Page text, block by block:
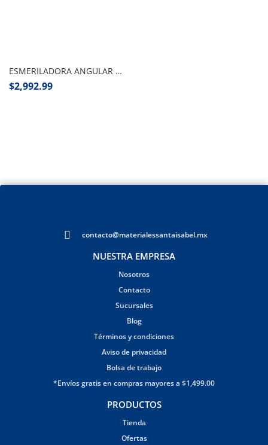
ESMERILADORA ANGULAR 7″ 2100W, TRUPER
$2,992.99
contacto@materialessantaisabel.mx
NUESTRA EMPRESA
Nosotros
Contacto
Sucursales
Blog
Términos y condiciones
Aviso de privacidad
Bolsa de trabajo
*Envíos gratis en compras mayores a $1,499.00
PRODUCTOS
Tienda
Ofertas